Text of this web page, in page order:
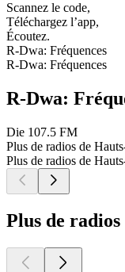
Scannez le code,
Téléchargez l’app,
Écoutez.
R-Dwa: Fréquences
R-Dwa: Fréquences
R-Dwa:
Die 107.5 FM
Plus de radios de
Plus de radios de
Plus de